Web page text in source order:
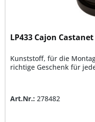
LP433 Cajon
Kunststoff, für die
richtige Geschenk für
Art.Nr.: 278482